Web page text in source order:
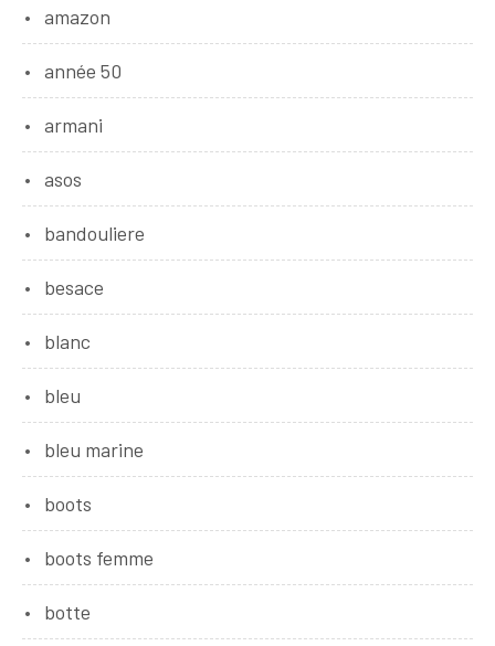
amazon
année 50
armani
asos
bandouliere
besace
blanc
bleu
bleu marine
boots
boots femme
botte